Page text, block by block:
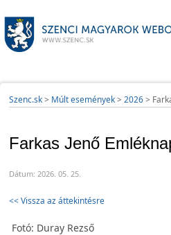
Szenc.sk> Múlt események> 2026>
Farkas Jenő
Dátum: 2026. 05. 25.
<< Vissza az áttekintésre
Fotó: Duray Rezső